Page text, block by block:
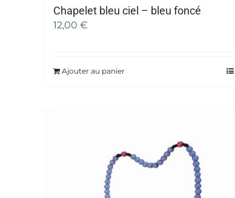
Chapelet bleu ciel – bleu foncé
12,00 €
Ajouter au panier